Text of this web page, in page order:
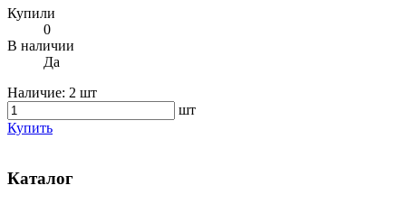
Купили
0
В наличии
Да
Наличие: 2 шт
шт
Купить
Каталог